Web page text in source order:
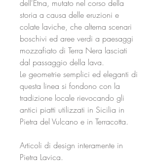
dell'Etna, mutato nel corso della
storia a causa delle eruzioni e
colate laviche, che alterna scenari
boschivi ed aree verdi a paesaggi
mozzafiato di Terra Nera lasciati
dal passaggio della lava.
Le geometrie semplici ed eleganti di
questa linea si fondono con la
tradizione locale rievocando gli
antici piatti utilizzati in Sicilia in
Pietra del Vulcano e in Terracotta.
Articoli di design interamente in
Pietra Lavica.